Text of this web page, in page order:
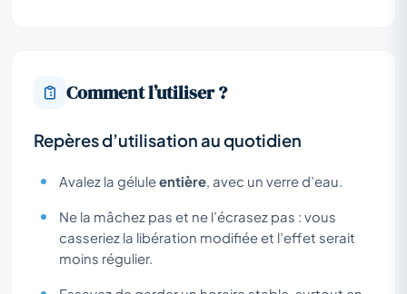
Comment l’utiliser ?
Repères d’utilisation au quotidien
Avalez la géluleentière , avec un verre d’eau.
Ne la mâchez pas et ne l’écrasez pas : vous
casseriez la libération modifiée et l’effet serait
moins régulier.